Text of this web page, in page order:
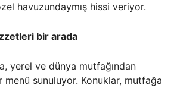
havuzundaymış hissi veriyor.
bir arada
yerel ve dünya mutfağından
sunuluyor. Konuklar, mutfağa